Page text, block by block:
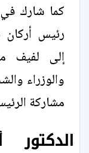
كما شارك في
رئيس أركان
إلى لفيف
والوزراء
مشاركة